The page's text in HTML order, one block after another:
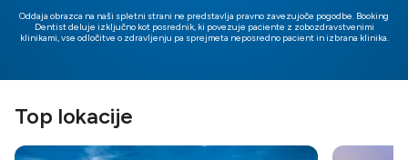
Oddaja obrazca na naši spletni strani ne predstavlja pravno zavezujoče pogodbe. Booking
Dentist deluje izključno kot posrednik, ki povezuje paciente z zobozdravstvenimi
klinikami, vse odločitve o zdravljenju pa sprejmeta neposredno pacient in izbrana klinika.
Top lokacije